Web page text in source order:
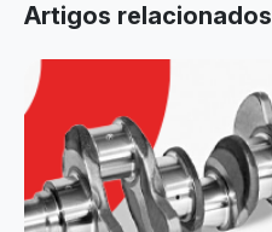
Artigos relacionados